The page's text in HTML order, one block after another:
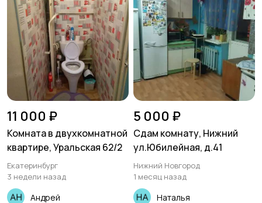
11 000 ₽
Комната в двухкомнатной
квартире, Уральская 62/2
Екатеринбург
3 недели назад
Андрей
5 000 ₽
Сдам комнату, Нижний
ул.Юбилейная, д.41
Нижний Новгород
1 месяц назад
Наталья